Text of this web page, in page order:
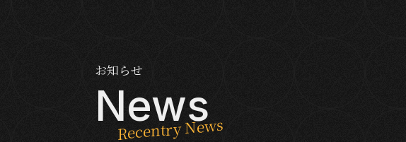
お知らせ
News